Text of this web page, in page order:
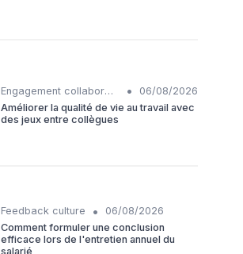
Engagement collaborateurs •
06/08/2026
Améliorer la qualité de vie au travail avec
des jeux entre collègues
Feedback culture •
06/08/2026
Comment formuler une conclusion
efficace lors de l'entretien annuel du
salarié